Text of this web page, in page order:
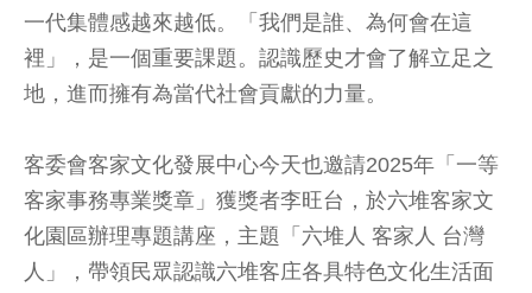
一代集體感越來越低。「我們是誰、為何會在這
裡」，是一個重要課題。認識歷史才會了解立足之
地，進而擁有為當代社會貢獻的力量。
客委會客家文化發展中心今天也邀請2025年「一等
客家事務專業獎章」獲獎者李旺台，於六堆客家文
化園區辦理專題講座，主題「六堆人 客家人 台灣
人」，帶領民眾認識六堆客庄各具特色文化生活面